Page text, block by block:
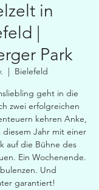
in
|
Park
  |
Bielefeld
geht in die
zwei erfolgreichen
kehren Anke,
Jahr mit einer
auf die Bühne des
Ein Wochenende.
Und
garantiert!